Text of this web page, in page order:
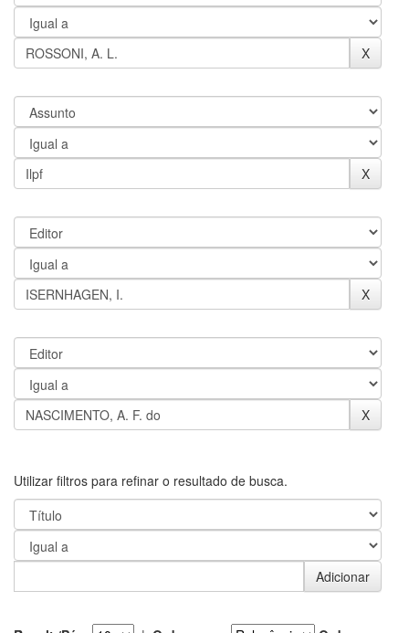
Utilizar filtros para refinar o resultado de busca.